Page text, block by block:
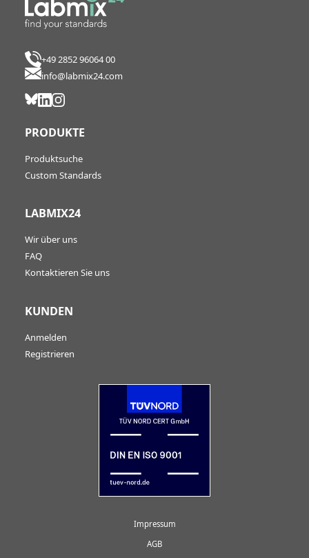
+49 2852 96064 00
info@labmix24.com
PRODUKTE
Produktsuche
Custom Standards
LABMIX24
Wir über uns
FAQ
Kontaktieren Sie uns
KUNDEN
Anmelden
Registrieren
Impressum
AGB